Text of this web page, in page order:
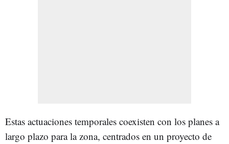
Estas actuaciones temporales coexisten con los planes a
largo plazo para la zona, centrados en un proyecto de